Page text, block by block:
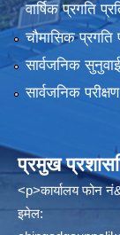
वार्षिक प्रगति
चौमासिक प्रगति
सार्वजनिक सुनुवाई
सार्वजनिक परीक्षण
प्रमुख
<p>कार्यालय फोन
इमेल: